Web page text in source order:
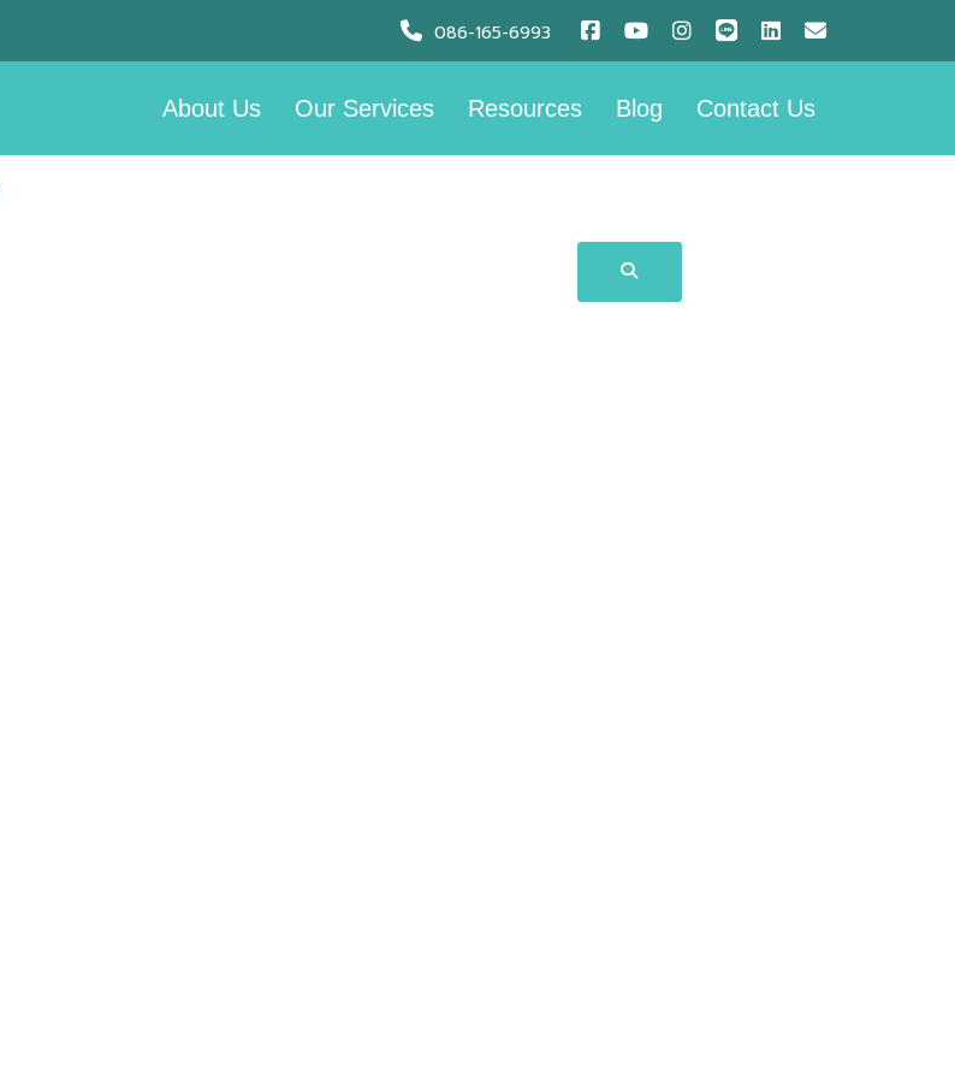
086-165-6993
About Us Our Services Resources Blog Contact Us